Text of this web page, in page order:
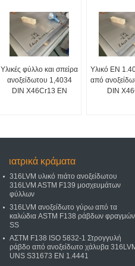
Υλικές φύλλο και σπείρα
ανοξείδωτου 1,4034
DIN X46Cr13 EN
Υλικό EN
από
DIN
ιατρικά κράματα
316LVM υλικό πιάτο ανοξείδωτου
316LVM ASTM F139 μοσχευμάτων
φύλλων
316LVM ανοξείδωτο γύρω από τα
καλώδια ASTM F138 ράβδων φραγμών
SS
ΑΣTM F138 ISO 5832-1 Στρογγυλή
ράβδο από ανοξείδωτο χάλυβα
UNS S31673 EN 1.4441